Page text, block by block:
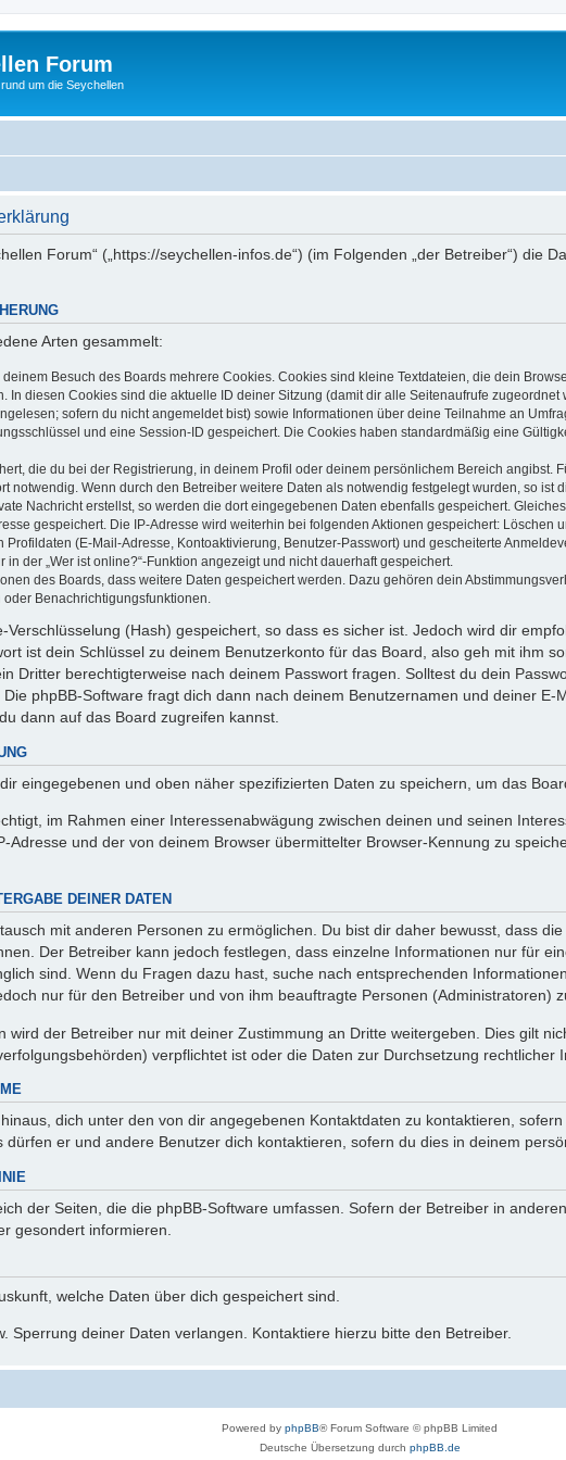
Forum
um die Seychellen
Forum“ („https://seychellen-infos.de“) (im Folgenden „der Betreiber“) die
Arten gesammelt:
Besuch des Boards mehrere Cookies. Cookies sind kleine Textdateien, die dein
In diesen Cookies sind die aktuelle ID deiner Sitzung (damit dir alle Seitenaufrufe
sofern du nicht angemeldet bist) sowie Informationen über deine Teilnahme an
und eine Session-ID gespeichert. Die Cookies haben standardmäßig eine
die du bei der Registrierung, in deinem Profil oder deinem persönlichem Bereich angibst.
notwendig. Wenn durch den Betreiber weitere Daten als notwendig festgelegt wurden, so ist
Nachricht erstellst, so werden die dort eingegebenen Daten ebenfalls gespeichert.
gespeichert. Die IP-Adresse wird weiterhin bei folgenden Aktionen gespeichert: Löschen
Profildaten (E-Mail-Adresse, Kontoaktivierung, Benutzer-Passwort) und gescheiterte
der „Wer ist online?“-Funktion angezeigt und nicht dauerhaft gespeichert.
des Boards, dass weitere Daten gespeichert werden. Dazu gehören dein
Benachrichtigungsfunktionen.
Verschlüsselung (Hash) gespeichert, so dass es sicher ist. Jedoch wird dir
ist dein Schlüssel zu deinem Benutzerkonto für das Board, also geh mit ihm
Dritter berechtigterweise nach deinem Passwort fragen. Solltest du dein
phpBB-Software fragt dich dann nach deinem Benutzernamen und deiner
dann auf das Board zugreifen kannst.
eingegebenen und oben näher spezifizierten Daten zu speichern, um das
im Rahmen einer Interessenabwägung zwischen deinen und seinen
Adresse und der von deinem Browser übermittelter Browser-Kennung zu
DEINER DATEN
mit anderen Personen zu ermöglichen. Du bist dir daher bewusst, dass
Der Betreiber kann jedoch festlegen, dass einzelne Informationen nur für
sind. Wenn du Fragen dazu hast, suche nach entsprechenden
nur für den Betreiber und von ihm beauftragte Personen (Administratoren)
wird der Betreiber nur mit deiner Zustimmung an Dritte weitergeben. Dies gilt
verpflichtet ist oder die Daten zur Durchsetzung rechtlicher
dich unter den von dir angegebenen Kontaktdaten zu kontaktieren,
er und andere Benutzer dich kontaktieren, sofern du dies in deinem
der Seiten, die die phpBB-Software umfassen. Sofern der Betreiber in
gesondert informieren.
welche Daten über dich gespeichert sind.
Sperrung deiner Daten verlangen. Kontaktiere hierzu bitte den Betreiber.
Powered by phpBB® Forum Software © phpBB Limited
Deutsche Übersetzung durch phpBB.de